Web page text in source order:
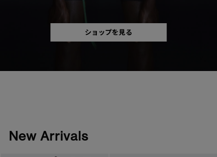
メンズ
ショップを見る
ルックを見る
New Arrivals